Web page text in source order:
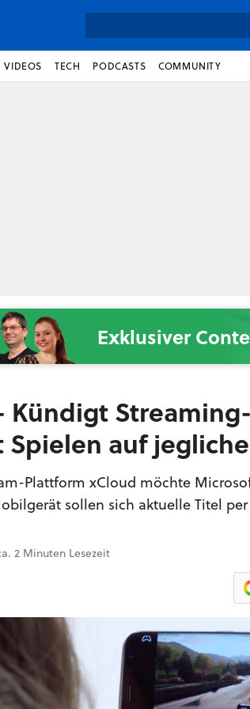
VIDEOS TECH PODCASTS COMMUNITY
Exklusiver
auf
Plattform xCloud möchte
sollen sich aktuelle Titel
2 Minuten Lesezeit